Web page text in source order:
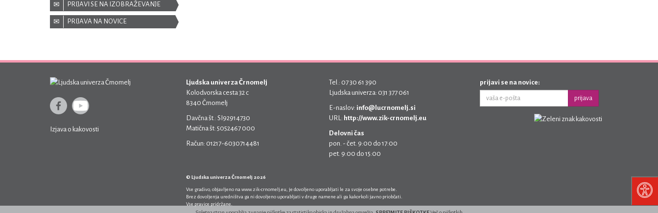
PRIJAVI SE NA IZOBRAŽEVANJE
PRIJAVA NA NOVICE
Izjava o kakovosti
Ljudska univerza Črnomelj
Kolodvorska cesta 32 c
8340 Črnomelj
Davčna št.: SI92914730
Matična št: 5052467 000
Račun: 01217-6030714481
Tel.: 07 30 61 390
Ljudska univerza: 031 377 061
E-naslov: info@lucrnomelj.si
URL: http://www.zik-crnomelj.eu
Delovni čas
pon. - čet. 9:00 do 17:00
pet. 9:00 do 15:00
© Ljudska univerza Črnomelj 2026
Vse gradivo, objavljeno na www.zik-crnomelj.eu , je dovoljeno uporabljati le za svoje osebne potrebe.
Brez dovoljenja uredništva ga ni dovoljeno uporabljati v druge namene ali ga kakorkoli javno priobčati.
Vse pravice pridržane.
prijavi se na novice:
prijava